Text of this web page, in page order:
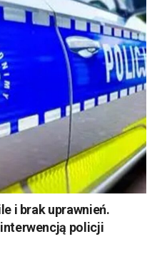
i brak uprawnień.
policji